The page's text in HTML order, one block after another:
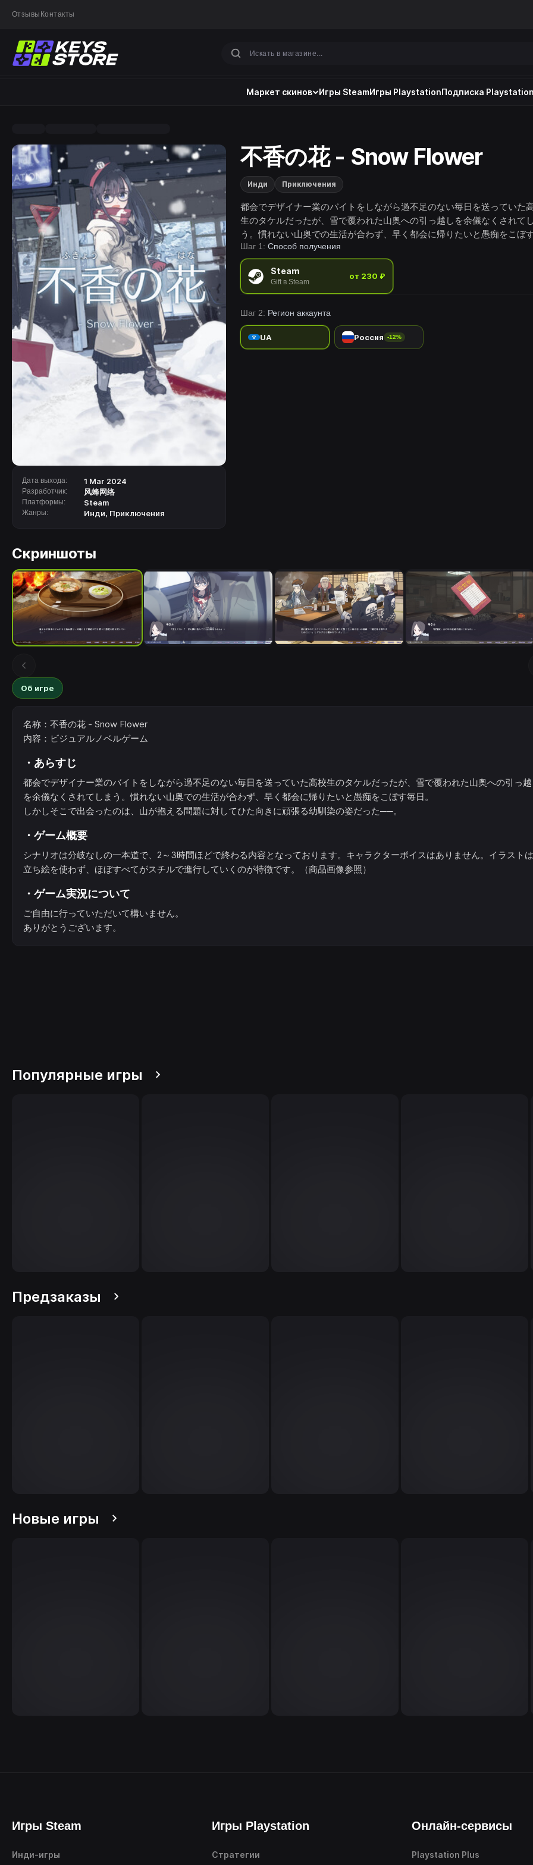
Отзывы Контакты
Маркет скинов Игры SteamИгры PlaystationПодписка
Дата выхода: 1 Mar 2024
Разработчик: 风蜂网络
Платформы: Steam
Жанры: Инди, Приключения
不香の花 - Snow Flower
Инди Приключения
都会でデザイナー業のバイトをしながら過不足のない毎日を送っていた
生のタケルだったが、雪で覆われた山奥への引っ越しを余儀なくされて
う。慣れない山奥での生活が合わず、早く都会に帰りたいと愚痴をこぼ
日。 しかしそこで出会ったのは、山が抱える問題に対してひた向きに頑
幼馴染の姿だった──。
Шаг 1: Способ получения
Steam
Gift в Steam
от 230 ₽
Шаг 2: Регион аккаунта
UA Россия -12%
Скриншоты
Об игре
名称：不香の花 - Snow Flower
内容：ビジュアルノベルゲーム
・あらすじ
都会でデザイナー業のバイトをしながら過不足のない毎日を送っていた高校生のタケルだったが、雪で覆われた山奥への引っ
を余儀なくされてしまう。慣れない山奥での生活が合わず、早く都会に帰りたいと愚痴をこぼす毎日。
しかしそこで出会ったのは、山が抱える問題に対してひた向きに頑張る幼馴染の姿だった──。
・ゲーム概要
シナリオは分岐なしの一本道で、2～3時間ほどで終わる内容となっております。キャラクターボイスはありません。イラストは
立ち絵を使わず、ほぼすべてがスチルで進行していくのが特徴です。（商品画像参照）
・ゲーム実況について
ご自由に行っていただいて構いません。
ありがとうございます。
Популярные игры
Предзаказы
Новые игры
Игры Steam
Инди-игры
Игры Playstation
Стратегии
Онлайн-сервисы
Playstation Plus